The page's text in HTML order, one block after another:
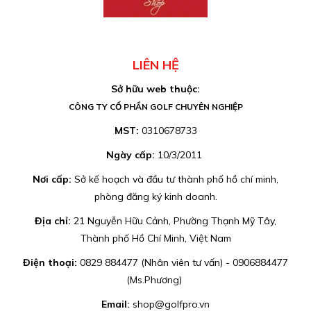
LIÊN HỆ
Sở hữu web thuộc:
CÔNG TY CỔ PHẦN GOLF CHUYÊN NGHIỆP
MST: 0310678733
Ngày cấp: 10/3/2011
Nơi cấp: Sở kế hoạch và đầu tư thành phố hồ chí minh,
phòng đăng ký kinh doanh.
Địa chỉ: 21 Nguyễn Hữu Cảnh, Phường Thạnh Mỹ Tây,
Thành phố Hồ Chí Minh, Việt Nam
Điện thoại: 0829 884477 (Nhân viên tư vấn) - 0906884477
(Ms.Phương)
Email: shop@golfpro.vn